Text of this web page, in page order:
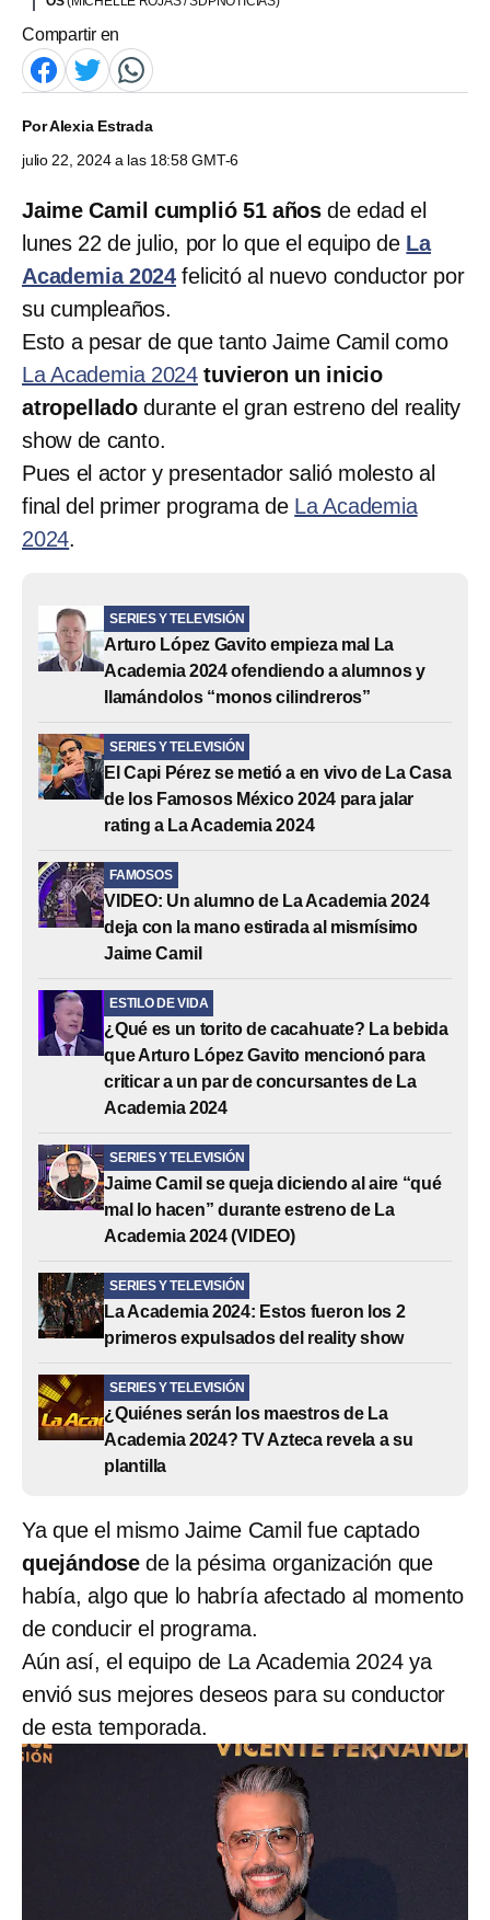
Compartir en
PorAlexia Estrada
julio 22, 2024 a las 18:58 GMT-6
Jaime Camil cumplió 51 años de edad el
lunes 22 de julio, por lo que el equipo de La
Academia 2024 felicitó al nuevo conductor por
su cumpleaños.
Esto a pesar de que tanto Jaime Camil como
La Academia 2024 tuvieron un inicio
atropelladodurante el gran estreno del reality
show de canto.
Pues el actor y presentador salió molesto al
final del primer programa de La Academia
2024.
SERIES Y TELEVISIÓN
Arturo López Gavito empieza mal La
Academia 2024 ofendiendo a alumnos y
llamándolos “monos cilindreros”
SERIES Y TELEVISIÓN
El Capi Pérez se metió a en vivo de La Casa
de los Famosos México 2024 para jalar
rating a La Academia 2024
FAMOSOS
VIDEO: Un alumno de La Academia 2024
deja con la mano estirada al mismísimo
Jaime Camil
ESTILO DE VIDA
¿Qué es un torito de cacahuate? La bebida
que Arturo López Gavito mencionó para
criticar a un par de concursantes de La
Academia 2024
SERIES Y TELEVISIÓN
Jaime Camil se queja diciendo al aire “qué
mal lo hacen” durante estreno de La
Academia 2024 (VIDEO)
SERIES Y TELEVISIÓN
La Academia 2024: Estos fueron los 2
primeros expulsados del reality show
SERIES Y TELEVISIÓN
¿Quiénes serán los maestros de La
Academia 2024? TV Azteca revela a su
plantilla
Ya que el mismo Jaime Camil fue captado
quejándose de la pésima organización que
había, algo que lo habría afectado al momento
de conducir el programa.
Aún así, el equipo de La Academia 2024 ya
envió sus mejores deseos para su conductor
de esta temporada.